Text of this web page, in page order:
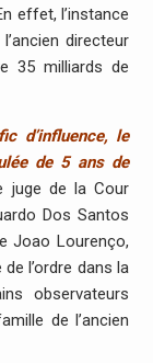
effet, l’instance
directeur
35 milliards de
d’influence, le
de 5 ans de
juge de la Cour
Dos Santos
Joao Lourenço,
l’ordre dans la
observateurs
de l’ancien